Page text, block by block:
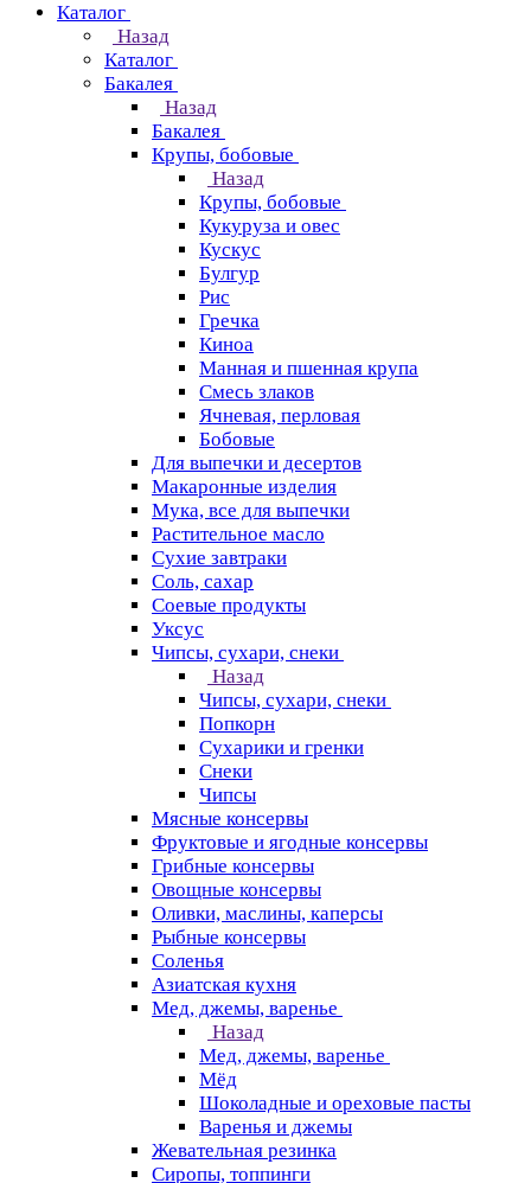
Каталог
Назад
Каталог
Бакалея
Назад
Бакалея
Крупы, бобовые
Назад
Крупы, бобовые
Кукуруза и овес
Кускус
Булгур
Рис
Гречка
Киноа
Манная и пшенная крупа
Смесь злаков
Ячневая, перловая
Бобовые
Для выпечки и десертов
Макаронные изделия
Мука, все для выпечки
Растительное масло
Сухие завтраки
Соль, сахар
Соевые продукты
Уксус
Чипсы, сухари, снеки
Назад
Чипсы, сухари, снеки
Попкорн
Сухарики и гренки
Снеки
Чипсы
Мясные консервы
Фруктовые и ягодные консервы
Грибные консервы
Овощные консервы
Оливки, маслины, каперсы
Рыбные консервы
Соленья
Азиатская кухня
Мед, джемы, варенье
Назад
Мед, джемы, варенье
Мёд
Шоколадные и ореховые пасты
Варенья и джемы
Жевательная резинка
Сиропы, топпинги